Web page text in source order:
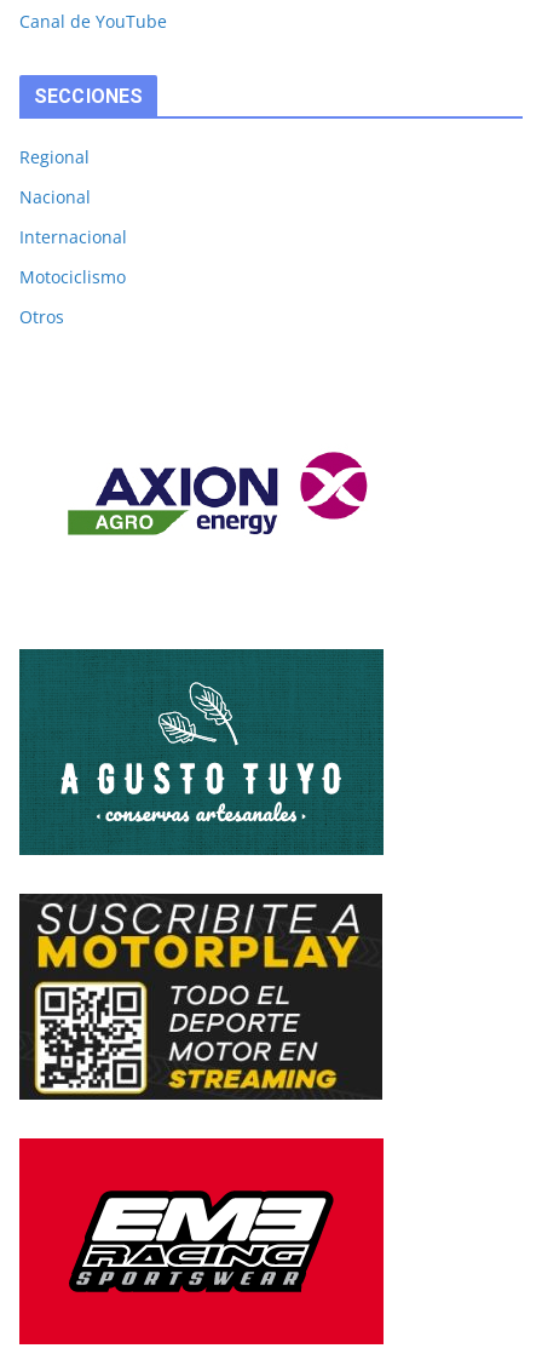
Canal de YouTube
SECCIONES
Regional
Nacional
Internacional
Motociclismo
Otros